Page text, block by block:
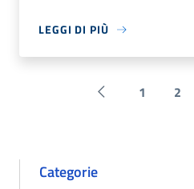
LEGGI DI PIÙ
Pagina precedente
1 2
Categorie